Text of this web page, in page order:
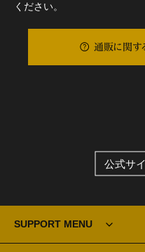
ください。
通販に関す
公式サ
SUPPORT MENU